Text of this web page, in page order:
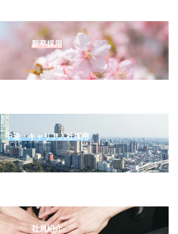
新卒採用
中途・キャリア入社採用
社員紹介